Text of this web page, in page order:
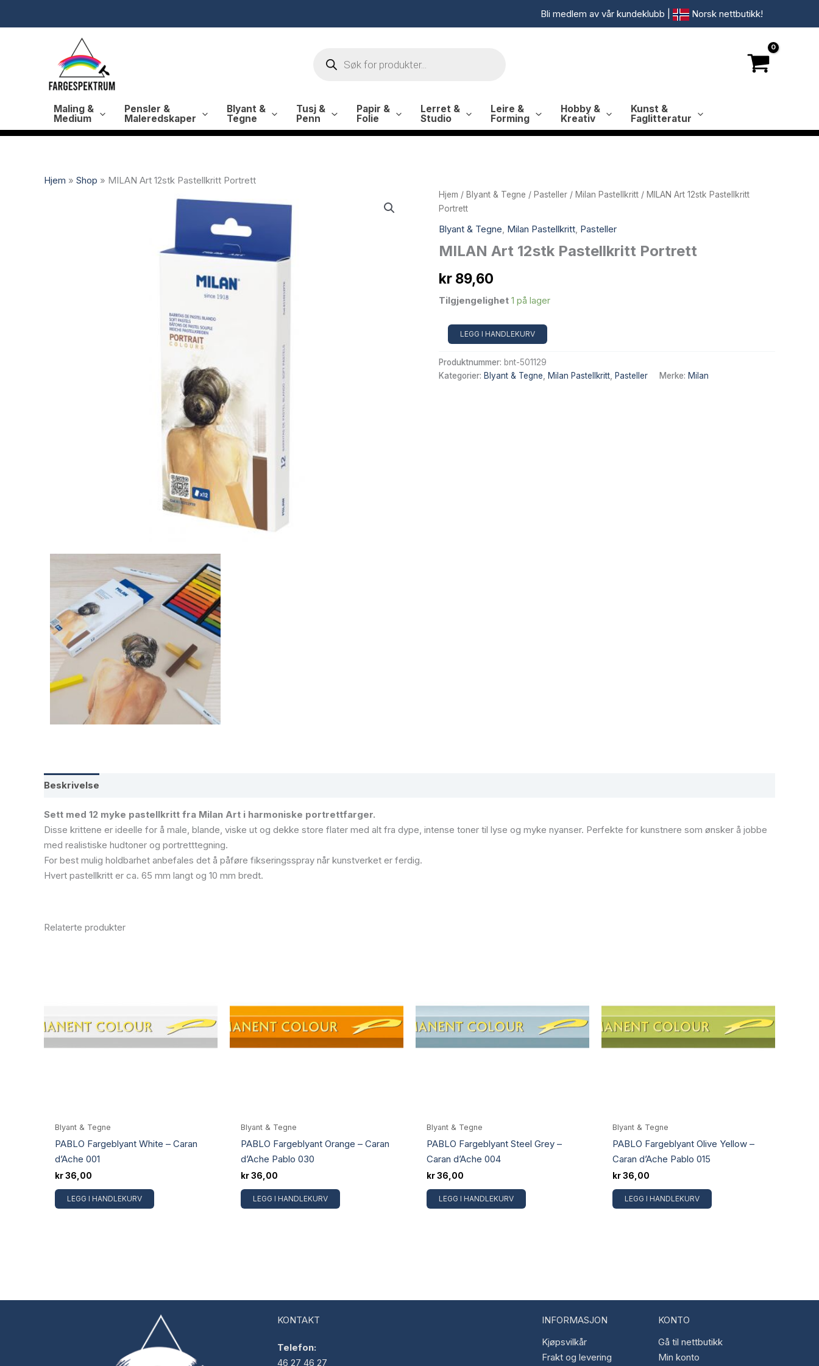
Bli medlem av vår kundeklubb Norsk nettbutikk!
search
Maling &
Medium
Pensler &
Maleredskaper
Blyant &
Tegne
Tusj &
Penn
Papir &
Folie
Lerret &
Studio
Leire &
Forming
Hobby &
Kreativ
Kunst &
Faglitteratur
Hjem » Shop » MILAN Art 12stk Pastellkritt Portrett
Hjem / Blyant & Tegne / Pasteller / Milan Pastellkritt / MILAN Art 12stk Pastellkritt
Portrett
Blyant & Tegne Milan Pastellkritt Pasteller
MILAN Art 12stk Pastellkritt Portrett
kr 89,60
Tilgjengelighet 1 på lager
MILAN
Art
Pastellkritt
Portrett
LEGG I HANDLEKURV
Produktnummer: bnt-501129
Kategorier: Blyant & Tegne, Milan Pastellkritt, Pasteller Merke: Milan
Beskrivelse
Sett med 12 myke pastellkritt fra Milan Art i harmoniske portrettfarger.
Disse krittene er ideelle for å male, blande, viske ut og dekke store flater med alt fra dype, intense toner til lyse og myke nyanser. Perfekte for kunstnere som ønsker å jobbe
med realistiske hudtoner og portretttegning.
For best mulig holdbarhet anbefales det å påføre fikseringsspray når kunstverket er ferdig.
Hvert pastellkritt er ca. 65 mm langt og 10 mm bredt.
Relaterte produkter
Blyant & Tegne
PABLO Fargeblyant White – Caran
d’Ache 001
kr36,00
LEGG I HANDLEKURV
Blyant & Tegne
PABLO Fargeblyant Orange – Caran
d’Ache Pablo 030
kr36,00
LEGG I HANDLEKURV
Blyant & Tegne
PABLO Fargeblyant Steel Grey –
Caran d’Ache 004
kr36,00
LEGG I HANDLEKURV
Blyant & Tegne
PABLO Fargeblyant Olive Yellow –
Caran d’Ache Pablo 015
kr36,00
LEGG I HANDLEKURV
KONTAKT
Telefon:
46 27 46 27
INFORMASJON
Kjøpsvilkår
Frakt og levering
KONTO
Gå til nettbutikk
Min konto